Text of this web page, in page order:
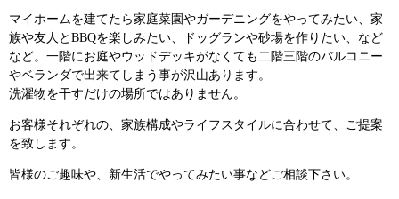
マイホームを建てたら家庭菜園やガーデニングをやってみたい、家
族や友人とBBQを楽しみたい、ドッグランや砂場を作りたい、など
など。一階にお庭やウッドデッキがなくても二階三階のバルコニー
やベランダで出来てしまう事が沢山あります。
洗濯物を干すだけの場所ではありません。
お客様それぞれの、家族構成やライフスタイルに合わせて、ご提案
を致します。
皆様のご趣味や、新生活でやってみたい事などご相談下さい。